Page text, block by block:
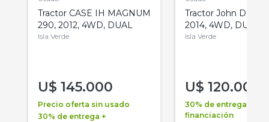
Tractor CASE IH MAGNUM
290, 2012, 4WD, DUAL
Isla Verde
U$ 145.000
Precio oferta sin usado
30% de entrega +
Tractor John Deere
2014, 4WD, DUAL
Isla Verde
U$ 120.000
30% de entrega +
financiación